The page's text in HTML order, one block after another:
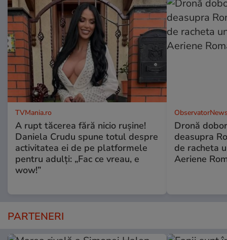
TVMania.ro
A rupt tăcerea fără nicio rușine!
Daniela Crudu spune totul despre
activitatea ei de pe platformele
pentru adulți: „Fac ce vreau, e
wow!”
Dronă
deasupra
de racheta
Aeriene
PARTENERI